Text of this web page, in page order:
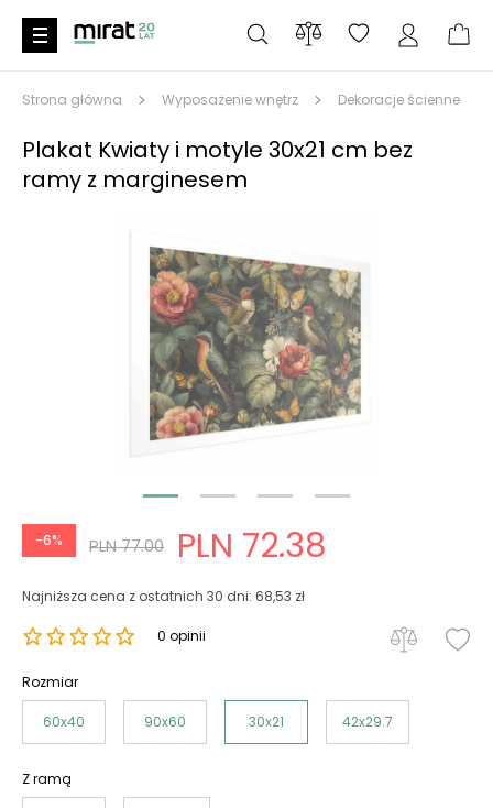
Strona główna Wyposażenie wnętrz Dekoracje ścienne
Plakat Kwiaty i motyle 30x21 cm bez
ramy z marginesem
-6% PLN 77.00 PLN 72.38
Najniższa cena z ostatnich 30 dni: 68,53 zł
0 opinii
Rozmiar
60x40 90x60 30x21 42x29.7
Z ramą